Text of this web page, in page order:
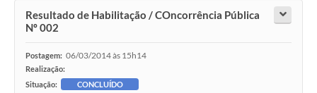
Resultado de Habilitação / COncorrência Pública
Nº 002
Postagem: 06/03/2014 às 15h14
Realização:
Situação:
CONCLUÍDO